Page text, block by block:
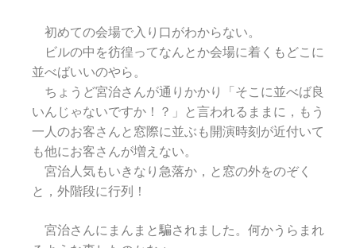
初めての会場で入り口がわからない。
ビルの中を彷徨ってなんとか会場に着くもどこに
並べばいいのやら。
ちょうど宮治さんが通りかかり「そこに並べば良
いんじゃないですか！？」と言われるままに，もう
一人のお客さんと窓際に並ぶも開演時刻が近付いて
も他にお客さんが増えない。
宮治人気もいきなり急落か，と窓の外をのぞく
と，外階段に行列！
宮治さんにまんまと騙されました。何かうらまれ